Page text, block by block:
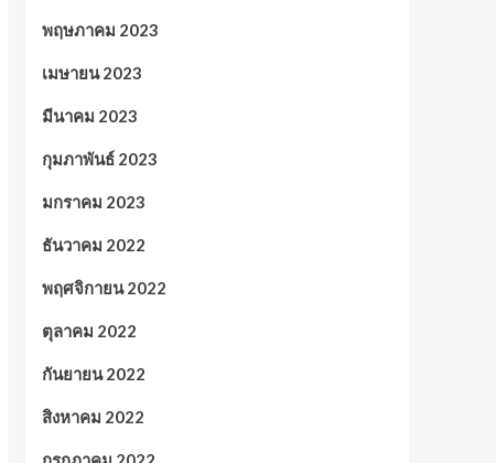
พฤษภาคม 2023
เมษายน 2023
มีนาคม 2023
กุมภาพันธ์ 2023
มกราคม 2023
ธันวาคม 2022
พฤศจิกายน 2022
ตุลาคม 2022
กันยายน 2022
สิงหาคม 2022